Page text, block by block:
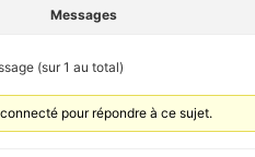
Messages
(sur 1 au total)
pour répondre à ce sujet.